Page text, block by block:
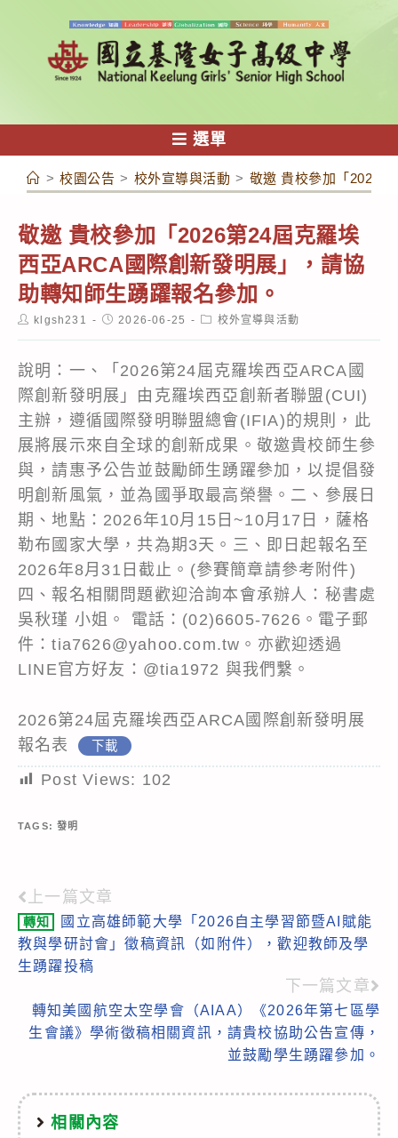
容
選單
> 校園公告 > 校外宣導與活動 > 敬邀 貴校參加「2026
敬邀 貴校參加「2026第24屆克羅埃
西亞ARCA國際創新發明展」，請協
助轉知師生踴躍報名參加。
Postklgsh231
Post2026-06-25
Post校外宣導與活動
說明：一、「2026第24屆克羅埃西亞ARCA國
際創新發明展」由克羅埃西亞創新者聯盟(CUI)
主辦，遵循國際發明聯盟總會(IFIA)的規則，此
展將展示來自全球的創新成果。敬邀貴校師生參
與，請惠予公告並鼓勵師生踴躍參加，以提倡發
明創新風氣，並為國爭取最高榮譽。二、參展日
期、地點：2026年10月15日~10月17日，薩格
勒布國家大學，共為期3天。三、即日起報名至
2026年8月31日截止。(參賽簡章請參考附件)
四、報名相關問題歡迎洽詢本會承辦人：秘書處
吳秋瑾 小姐。 電話：(02)6605-7626。電子郵
件：tia7626@yahoo.com.tw。亦歡迎透過
LINE官方好友：@tia1972 與我們繫。
2026第24屆克羅埃西亞ARCA國際創新發明展
報名表
下載
Post Views: 102
TAGS:發明
Read
more
articles
上一篇文章
轉知
國立高雄師範大學「2026自主學習節暨AI賦能
教與學研討會」徵稿資訊（如附件），歡迎教師及學
生踴躍投稿
下一篇文章
轉知美國航空太空學會（AIAA）《2026年第七區學
生會議》學術徵稿相關資訊，請貴校協助公告宣傳，
並鼓勵學生踴躍參加。
相關內容